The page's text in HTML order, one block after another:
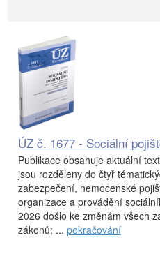
ÚZ č. 1677 - Sociální
Publikace obsahuje aktuální
jsou rozděleny do čtyř
zabezpečení, nemocenské
organizace a provádění
2026 došlo ke změnám všech
zákonů; ... pokračování